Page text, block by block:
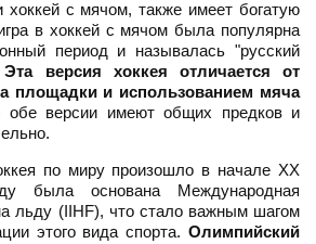
хоккей с мячом, также имеет богатую
в хоккей с мячом была популярна
период и называлась "русский
Эта версия хоккея отличается от
площадки и использованием мяча
обе версии имеют общих предков и
по миру произошло в начале XX
была основана Международная
льду (IIHF), что стало важным шагом
этого вида спорта. Олимпийский